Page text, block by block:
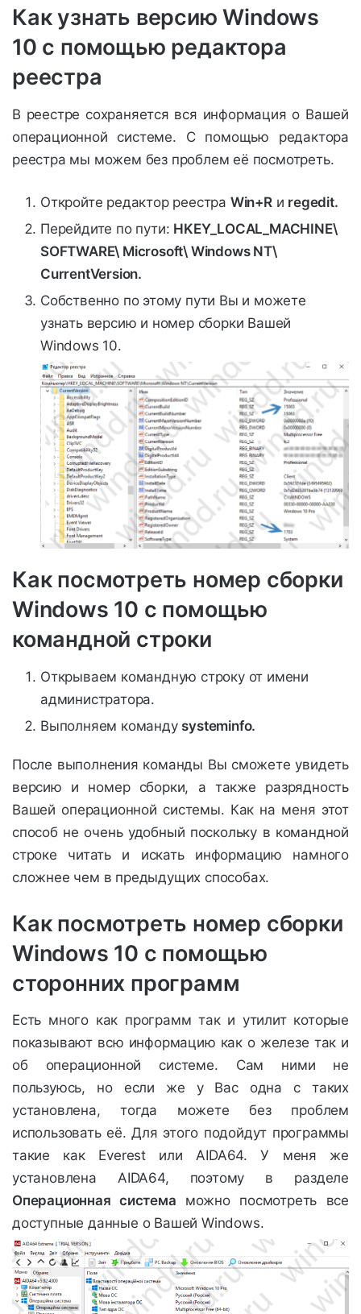
Как узнать версию Windows
10 с помощью редактора
реестра
В реестре сохраняется вся информация о Вашей
операционной системе. С помощью редактора
реестра мы можем без проблем её посмотреть.
Откройте редактор реестра Win+Rи regedit.
Перейдите по пути: HKEY_LOCAL_MACHINE\
SOFTWARE\ Microsoft\ Windows NT\
CurrentVersion.
Собственно по этому пути Вы и можете
узнать версию и номер сборки Вашей
Windows 10.
Как посмотреть номер сборки
Windows 10 с помощью
командной строки
Открываем командную строку от имени
администратора.
Выполняем команду systeminfo.
После выполнения команды Вы сможете увидеть
версию и номер сборки, а также разрядность
Вашей операционной системы. Как на меня этот
способ не очень удобный поскольку в командной
строке читать и искать информацию намного
сложнее чем в предыдущих способах.
Как посмотреть номер сборки
Windows 10 с помощью
сторонних программ
Есть много как программ так и утилит которые
показывают всю информацию как о железе так и
об операционной системе. Сам ними не
пользуюсь, но если же у Вас одна с таких
установлена, тогда можете без проблем
использовать её. Для этого подойдут программы
такие как Everest или AIDA64. У меня же
установлена AIDA64, поэтому в разделе
Операционная система можно посмотреть все
доступные данные о Вашей Windows.